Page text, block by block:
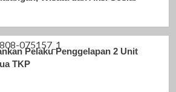
Pelaku Penggelapan 2 Unit
TKP